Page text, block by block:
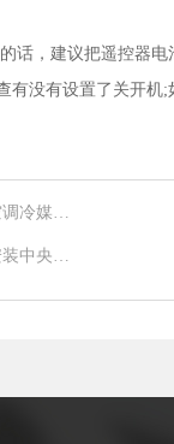
话，建议把遥控器
有没有设置了关开
冷媒铜
中央空